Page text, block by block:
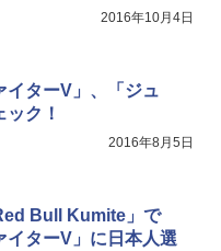
2016年10月4日
イターV」、「ジュ
ク！
2016年8月5日
Bull Kumite」で
イターV」に日本人選